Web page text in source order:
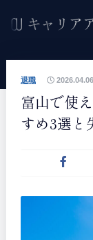
退職 2026.04.06
富山で使
すめ3選と